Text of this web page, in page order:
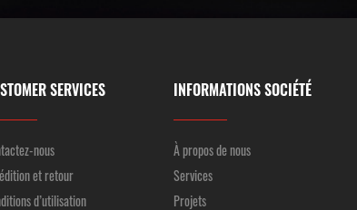
SERVICES
nous
et retour
d’utilisation
INFORMATIONS SOCIÉTÉ
À propos de nous
Services
Projets